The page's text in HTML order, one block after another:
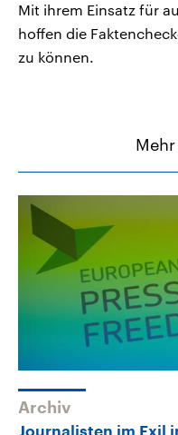
Mit ihrem Einsatz für
hoffen die
zu können.
Archiv